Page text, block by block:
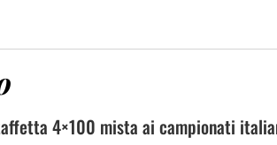
4×100 mista ai campionati